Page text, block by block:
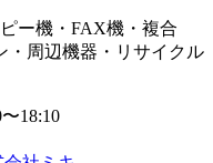
ー機・FAX機・複合
・周辺機器・リサイクル